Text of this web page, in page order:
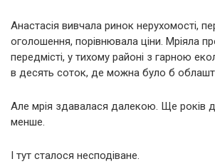
Анастасія вивчала ринок нерухомості,
оголошення, порівнювала ціни. Мріяла
передмісті, у тихому районі з гарною
в десять соток, де можна було б
Але мрія здавалася далекою. Ще років
менше.
І тут сталося несподіване.